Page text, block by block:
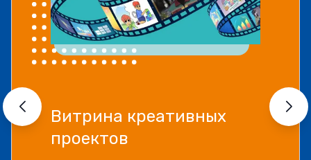
Витрина креативных
проектов